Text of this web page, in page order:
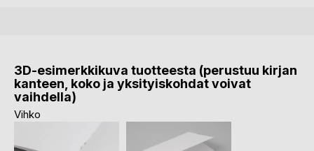
3D-esimerkkikuva tuotteesta (perustuu kirjan
kanteen, koko ja yksityiskohdat voivat
vaihdella)
Vihko